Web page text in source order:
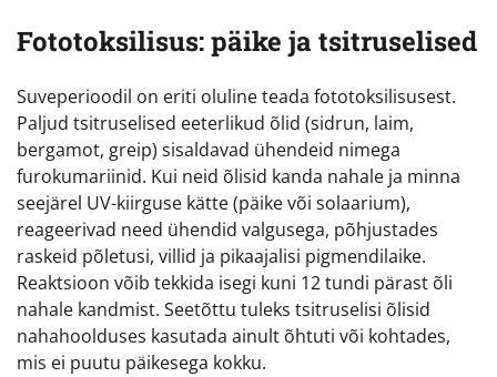
Fototoksilisus: päike ja tsitruselised
Suveperioodil on eriti oluline teada fototoksilisusest.
Paljud tsitruselised eeterlikud õlid (sidrun, laim,
bergamot, greip) sisaldavad ühendeid nimega
furokumariinid. Kui neid õlisid kanda nahale ja minna
seejärel UV-kiirguse kätte (päike või solaarium),
reageerivad need ühendid valgusega, põhjustades
raskeid põletusi, villid ja pikaajalisi pigmendilaike.
Reaktsioon võib tekkida isegi kuni 12 tundi pärast õli
nahale kandmist. Seetõttu tuleks tsitruselisi õlisid
nahahoolduses kasutada ainult õhtuti või kohtades,
mis ei puutu päikesega kokku.